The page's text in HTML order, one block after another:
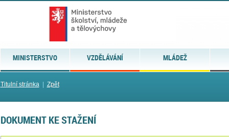
MINISTERSTVO VZDĚLÁVÁNÍ MLÁDEŽ
Titulní stránka| Zpět
DOKUMENT KE STAŽENÍ